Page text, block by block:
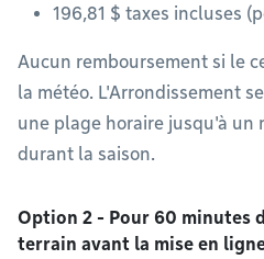
196,81 $ taxes incluses
Aucun remboursement si le
la météo. L'Arrondissement
une plage horaire jusqu'à un
durant la saison.
Option 2 - Pour 60 minutes
terrain avant la mise en